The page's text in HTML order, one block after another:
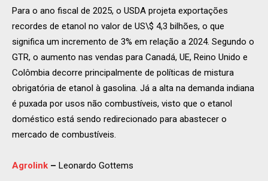
Para o ano fiscal de 2025, o USDA projeta exportações
recordes de etanol no valor de US\$ 4,3 bilhões, o que
significa um incremento de 3% em relação a 2024. Segundo o
GTR, o aumento nas vendas para Canadá, UE, Reino Unido e
Colômbia decorre principalmente de políticas de mistura
obrigatória de etanol à gasolina. Já a alta na demanda indiana
é puxada por usos não combustíveis, visto que o etanol
doméstico está sendo redirecionado para abastecer o
mercado de combustíveis.
Agrolink – Leonardo Gottems